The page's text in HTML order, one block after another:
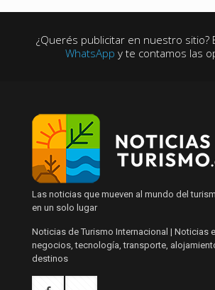
¿Querés publicitar en nuestro sitio?
WhatsApp y te contamos las
Las noticias que mueven al mundo del
en un solo lugar
Noticias de Turismo Internacional | Noticias
negocios, tecnología, transporte,
destinos